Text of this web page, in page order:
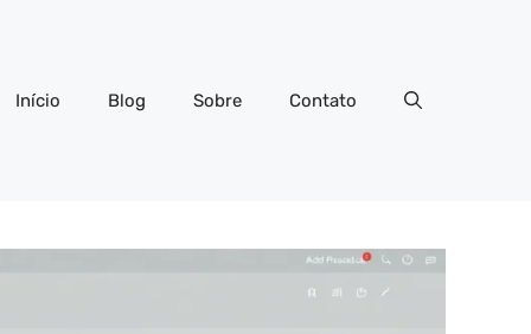
Início Blog Sobre Contato